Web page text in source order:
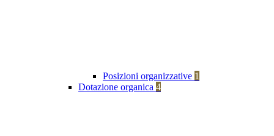
Posizioni organizzative 1
Dotazione organica 4